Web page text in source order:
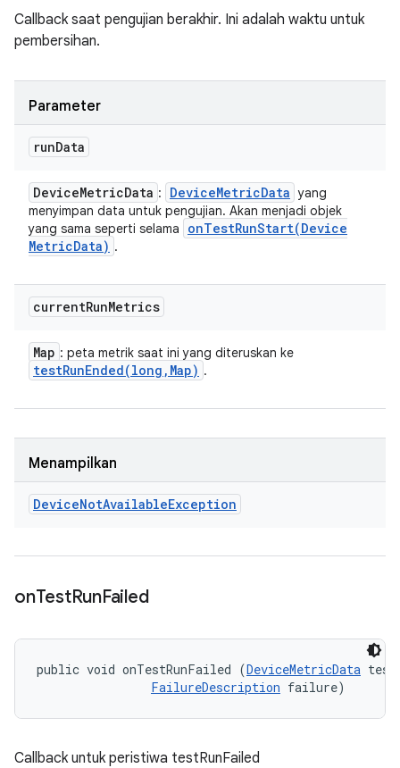
Callback saat pengujian berakhir. Ini adalah waktu untuk
pembersihan.
Parameter
runData
DeviceMetricData : DeviceMetricData yang
menyimpan data untuk pengujian. Akan menjadi objek
yang sama seperti selama
onTestRunStart(Device
MetricData) .
currentRunMetrics
Map : peta metrik saat ini yang diteruskan ke
testRunEnded(long , Map) .
Menampilkan
DeviceNotAvailableException
onTestRunFailed
public void onTestRunFailed (DeviceMetricData
FailureDescription failure)
Callback untuk peristiwa testRunFailed